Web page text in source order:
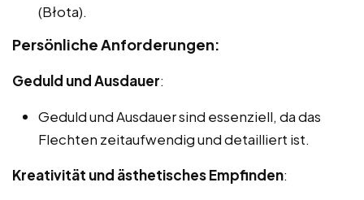
(Błota).
Persönliche Anforderungen:
Geduld und Ausdauer:
Geduld und Ausdauer sind essenziell, da das
Flechten zeitaufwendig und detailliert ist.
Kreativität und ästhetisches Empfinden: